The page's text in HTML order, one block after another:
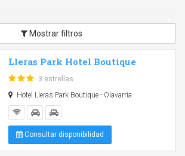
Mostrar filtros
Lleras Park Hotel Boutique
3 estrellas
Hotel Lleras Park Boutique - Olavarría
Consultar disponibilidad